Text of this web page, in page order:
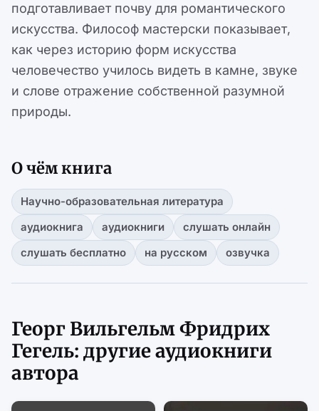
подготавливает почву для романтического
искусства. Философ мастерски показывает,
как через историю форм искусства
человечество училось видеть в камне, звуке
и слове отражение собственной разумной
природы.
О чём книга
Научно-образовательная литература
аудиокнига
аудиокниги
слушать онлайн
слушать бесплатно
на русском озвучка
Георг Вильгельм Фридрих
Гегель: другие аудиокниги
автора